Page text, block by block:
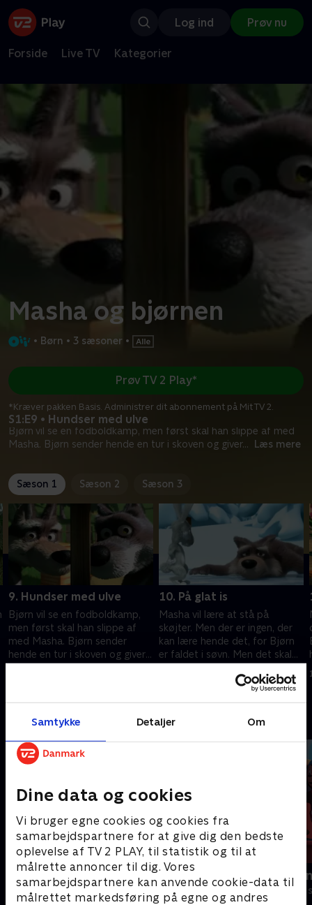
Samtykke Detaljer Om
Dine data og cookies
Vi bruger egne cookies og cookies fra
samarbejdspartnere for at give dig den bedste
oplevelse af TV 2 PLAY, til statistik og til at
målrette annoncer til dig. Vores
samarbejdspartnere kan anvende cookie-data til
målrettet markedsføring på egne og andres
Log ind Prøv nu
Forside Live TV Kategorier
Masha og bjørnen
• Børn • 3 sæsoner •
S1:E9 • Hundser med ulve
Bjørn vil se en fodboldkamp, men først skal han slippe af med
Masha. Bjørn sender hende en tur i skoven og giver... Læs mere
Prøv TV 2 Play*
*Kræver pakken Basis. Administrer dit abonnement på Mit TV 2.
Sæson 1 Sæson 2 Sæson 3
9. Hundser med ulve
Bjørn vil se en fodboldkamp,
men først skal han slippe af
med Masha. Bjørn sender
hende en tur i skoven og giver
hende en mobiltelefon, så hun
10. På glat is
Masha vil lære at stå på
skøjter. Men der er ingen, der
kan lære hende det, for Bjørn
er faldet i søvn. Men det skal
ikke stoppe Masha!
Andre så også
Gurli Gris
Børneserier • 4 sæsoner
Rasmus
Børneserier •